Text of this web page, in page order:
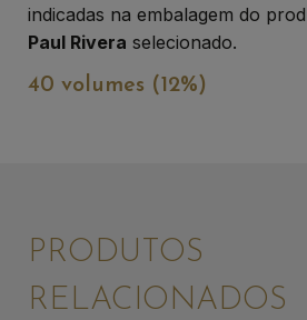
indicadas na embalagem do
Paul Rivera selecionado.
40 volumes (12%)
PRODUTOS
RELACIONADOS